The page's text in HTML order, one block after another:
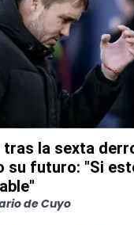
tras la sexta
su futuro: "Si
de Cuyo